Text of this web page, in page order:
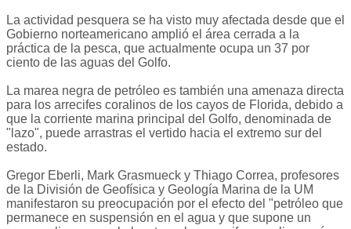
La actividad pesquera se ha visto muy afectada desde que el
Gobierno norteamericano amplió el área cerrada a la
práctica de la pesca, que actualmente ocupa un 37 por
ciento de las aguas del Golfo.
La marea negra de petróleo es también una amenaza directa
para los arrecifes coralinos de los cayos de Florida, debido a
que la corriente marina principal del Golfo, denominada de
"lazo", puede arrastras el vertido hacia el extremo sur del
estado.
Gregor Eberli, Mark Grasmueck y Thiago Correa, profesores
de la División de Geofísica y Geología Marina de la UM
manifestaron su preocupación por el efecto del "petróleo que
permanece en suspensión en el agua y que supone un